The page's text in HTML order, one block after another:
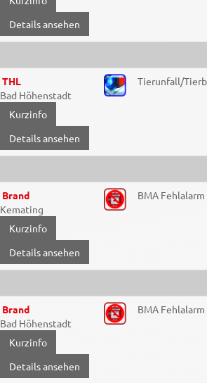
Details ansehen
THL
Bad Höhenstadt
Details ansehen
Tierunfall/
Brand
Kemating
Details ansehen
BMA Fehlalarm
Brand
Bad Höhenstadt
Details ansehen
BMA Fehlalarm